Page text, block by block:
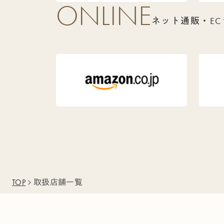
ONLINE ネット通販・
TOP 取扱店舗一覧